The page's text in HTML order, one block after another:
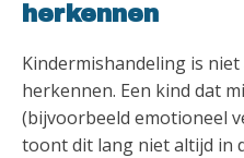
herkennen
Kindermishandeling is
herkennen. Een kind dat
(bijvoorbeeld emotioneel
toont dit lang niet altijd in